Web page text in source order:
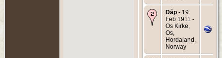
Dåp - 19
Feb 1911 -
Os Kirke,
Os,
Hordaland,
Norway